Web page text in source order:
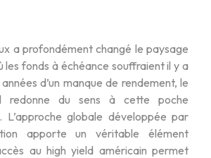
a profondément changé le paysage
les fonds à échéance souffraient il y a
d’un manque de rendement, le
redonne du sens à cette poche
L’approche globale développée par
apporte un véritable élément
au high yield américain permet